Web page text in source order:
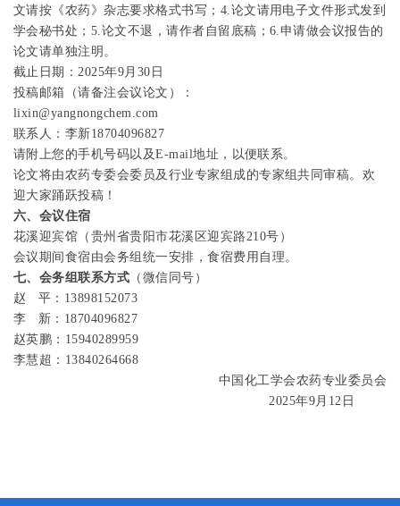
文请按《农药》杂志要求格式书写； 4.论文请用电子文件形式发到
学会秘书处； 5.论文不退，请作者自留底稿；6.申请做会议报告的
论文请单独注明。
截止日期：2025年9月 30 日
投稿邮箱 （请备注会议论文）
：
lixin@yangnongchem.com
联系 人：李新18704096827
请附上您的手机号码以及E‐mail地址，以便联系。
论文将由农药专委会委员及行业专家组成的专家组共同审稿。欢
迎大家踊跃投稿！
六、会议住宿
花溪迎宾馆 （贵州省贵阳市花溪区迎宾路210号）
会议期间食宿由会务组统一安排，食宿费用自理。
七、会务组联系方式 （微信同号）
赵 平： 13898152073
李 新： 18704096827
赵英鹏： 15940289959
李慧超： 13840264668
中国化工学会农药专业委员会
2025年9月 12 日